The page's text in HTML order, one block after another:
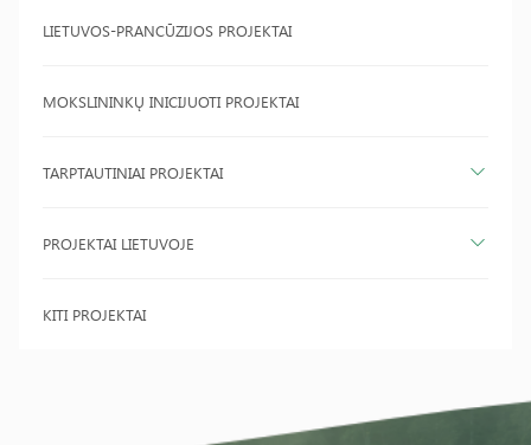
LIETUVOS-PRANCŪZIJOS PROJEKTAI
MOKSLININKŲ INICIJUOTI PROJEKTAI
TARPTAUTINIAI PROJEKTAI
PROJEKTAI LIETUVOJE
KITI PROJEKTAI